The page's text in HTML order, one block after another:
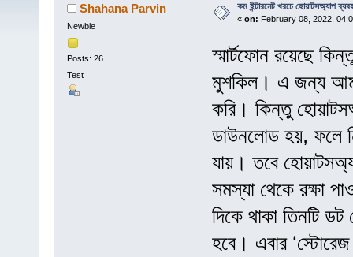
Shahana Parvin
Newbie
Posts: 26
Test
কম ইন্টারনেট খরচে হোয়াটসঅ্যাপ
« on: February 08, 2022,
স্মার্টফোন রয়েছে
মুশকিল। এ জন্য
করি। কিন্তু
ডাউনলোড হয়, ফলে
যায়। তবে
সমস্যা থেকে রক্ষা
দিকে থাকা তিনটি
হবে। এবার